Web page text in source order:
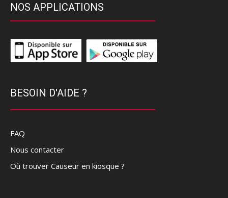
NOS APPLICATIONS
BESOIN D'AIDE ?
FAQ
Nous contacter
Où trouver Causeur en kiosque ?